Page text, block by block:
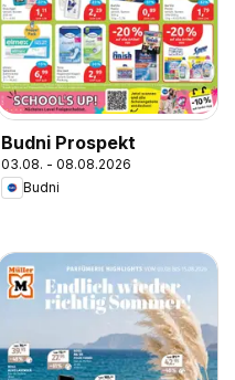
Budni Prospekt
03.08. - 08.08.2026
Budni